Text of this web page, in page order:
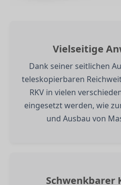
Vielseitige
Dank seiner seitlichen
teleskopierbaren
RKV in vielen
eingesetzt werden, wie
und Ausbau von
Schwenkbarer